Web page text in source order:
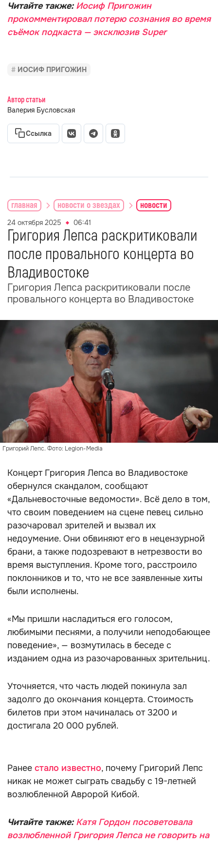
Читайте также: Иосиф Пригожин
прокомментировал потерю сознания во время
съёмок подкаста — эксклюзив Super
ИОСИФ ПРИГОЖИН
Автор статьи
Валерия Бусловская
Ссылка
главная новости о звездах новости
24 октября 2025 06:41
Григория Лепса раскритиковали
после провального концерта во
Владивостоке
Григория Лепса раскритиковали после
провального концерта во Владивостоке
Григорий Лепс. Фото: Legion-Media
Концерт Григория Лепса во Владивостоке
обернулся скандалом, сообщают
«Дальневосточные ведомости». Всё дело в том,
что своим поведением на сцене певец сильно
разочаровал зрителей и вызвал их
недоумение. Они обвиняют его в нецензурной
брани, а также подозревают в нетрезвости во
время выступления. Кроме того, расстроило
поклонников и то, что не все заявленные хиты
были исполнены.
«Мы пришли насладиться его голосом,
любимыми песнями, а получили неподобающее
поведение», — возмутилась в беседе с
изданием одна из разочарованных зрительниц.
Уточняется, что часть людей покинула зал
задолго до окончания концерта. Стоимость
билетов при этом начиналась от 3200 и
достигала 20 000 рублей.
Ранее стало известно, почему Григорий Лепс
никак не может сыграть свадьбу с 19-летней
возлюбленной Авророй Кибой.
Читайте также:Катя Гордон посоветовала
возлюбленной Григория Лепса не говорить на